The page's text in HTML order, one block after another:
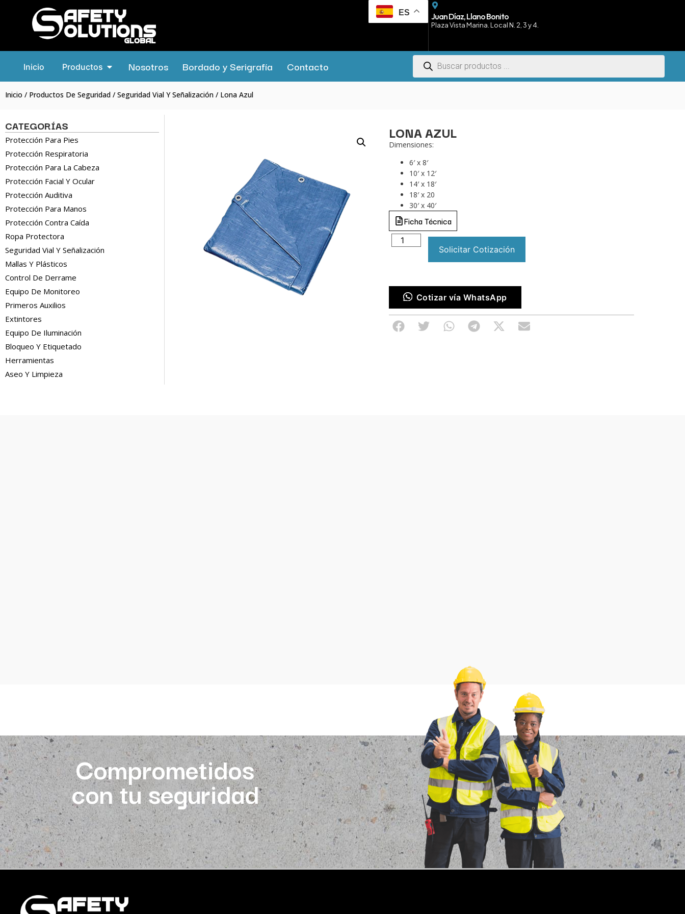
ES Juan Díaz, Llano Bonito
Plaza Vista Marina. Local N. 2, 3 y 4.
Inicio Productos Nosotros Bordado y Serigrafía Contacto
Inicio / Productos De Seguridad / Seguridad Vial Y Señalización / Lona Azul
CATEGORÍAS
Protección Para Pies
Protección Respiratoria
Protección Para La Cabeza
Protección Facial Y Ocular
Protección Auditiva
Protección Para Manos
Protección Contra Caída
Ropa Protectora
Seguridad Vial Y Señalización
Mallas Y Plásticos
Control De Derrame
Equipo De Monitoreo
Primeros Auxilios
Extintores
Equipo De Iluminación
Bloqueo Y Etiquetado
Herramientas
Aseo Y Limpieza
LONA AZUL
Dimensiones:
6′ x 8′
10′ x 12′
14′ x 18′
18′ x 20
30′ x 40′
Ficha Técnica
Solicitar Cotización
Cotizar vía WhatsApp
Comprometidos
con tu seguridad